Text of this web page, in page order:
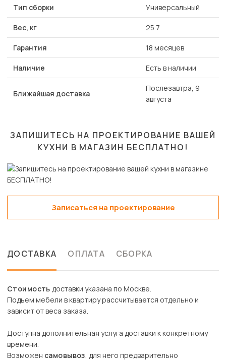
Тип сборки Универсальный
Вес, кг 25.7
Гарантия 18 месяцев
Наличие Есть в наличии
Ближайшая доставка
Послезавтра, 9
августа
ЗАПИШИТЕСЬ НА ПРОЕКТИРОВАНИЕ ВАШЕЙ
КУХНИ В МАГАЗИН БЕСПЛАТНО!
Записаться на проектирование
ДОСТАВКА ОПЛАТА СБОРКА
Стоимость доставки указана по Москве.
Подъем мебели в квартиру рассчитывается отдельно и
зависит от веса заказа.
Доступна дополнительная услуга доставки к конкретному
времени.
Возможен самовывоз, для него предварительно